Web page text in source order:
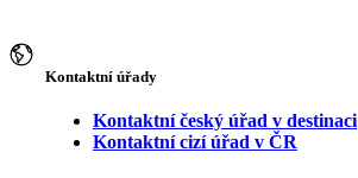
Kontaktní úřady
Kontaktní český úřad v destinaci
Kontaktní cizí úřad v ČR